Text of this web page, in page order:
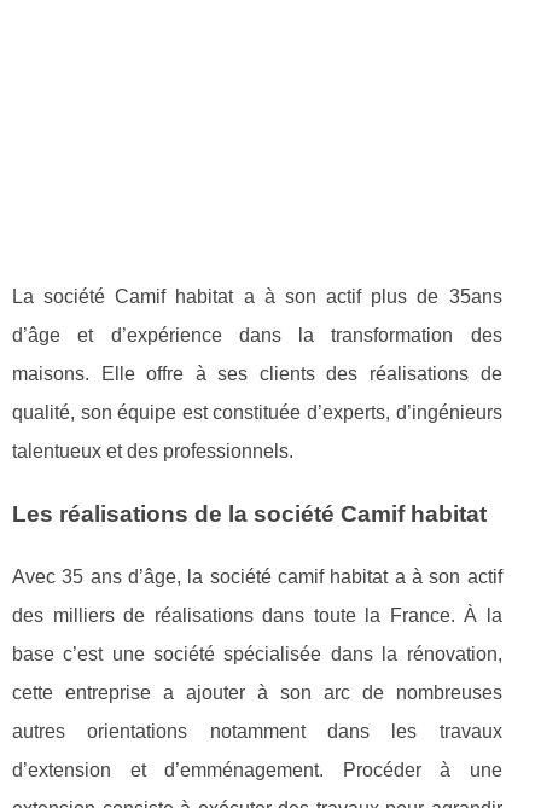
La société Camif habitat a à son actif plus de 35ans
d’âge et d’expérience dans la transformation des
maisons. Elle offre à ses clients des réalisations de
qualité, son équipe est constituée d’experts, d’ingénieurs
talentueux et des professionnels.
Les réalisations de la société Camif habitat
Avec 35 ans d’âge, la société camif habitat a à son actif
des milliers de réalisations dans toute la France. À la
base c’est une société spécialisée dans la rénovation,
cette entreprise a ajouter à son arc de nombreuses
autres orientations notamment dans les travaux
d’extension et d’emménagement. Procéder à une